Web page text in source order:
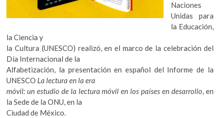
Naciones
Unidas para
la Educación,
la Ciencia y
la Cultura (UNESCO) realizó, en el marco de la celebración del
Día Internacional de la
Alfabetización, la presentación en español del Informe de la
UNESCO La lectura en la era
móvil: un estudio de la lectura móvil en los países en desarrollo, en
la Sede de la ONU, en la
Ciudad de México.